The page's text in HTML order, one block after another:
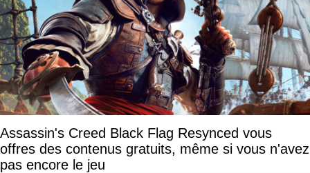
Assassin's Creed Black Flag Resynced vous
offres des contenus gratuits, même si vous n'avez
pas encore le jeu